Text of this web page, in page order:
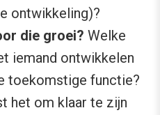
ontwikkeling)?
die groei? Welke
iemand ontwikkelen
toekomstige functie?
het om klaar te zijn